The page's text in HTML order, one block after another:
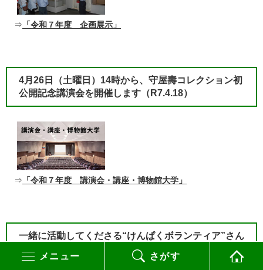
メニュー さがす
⇒ 「令和７年度 企画展示」
​4月26日（土曜日）14時から、守屋壽コレクション初
公開記念講演会を開催します（R7.4.18）
⇒ 「令和７年度 講演会・講座・博物館大学」
​一緒に活動してくださる“けんぱくボランティア”さん
を募集します！（R7.4.17）